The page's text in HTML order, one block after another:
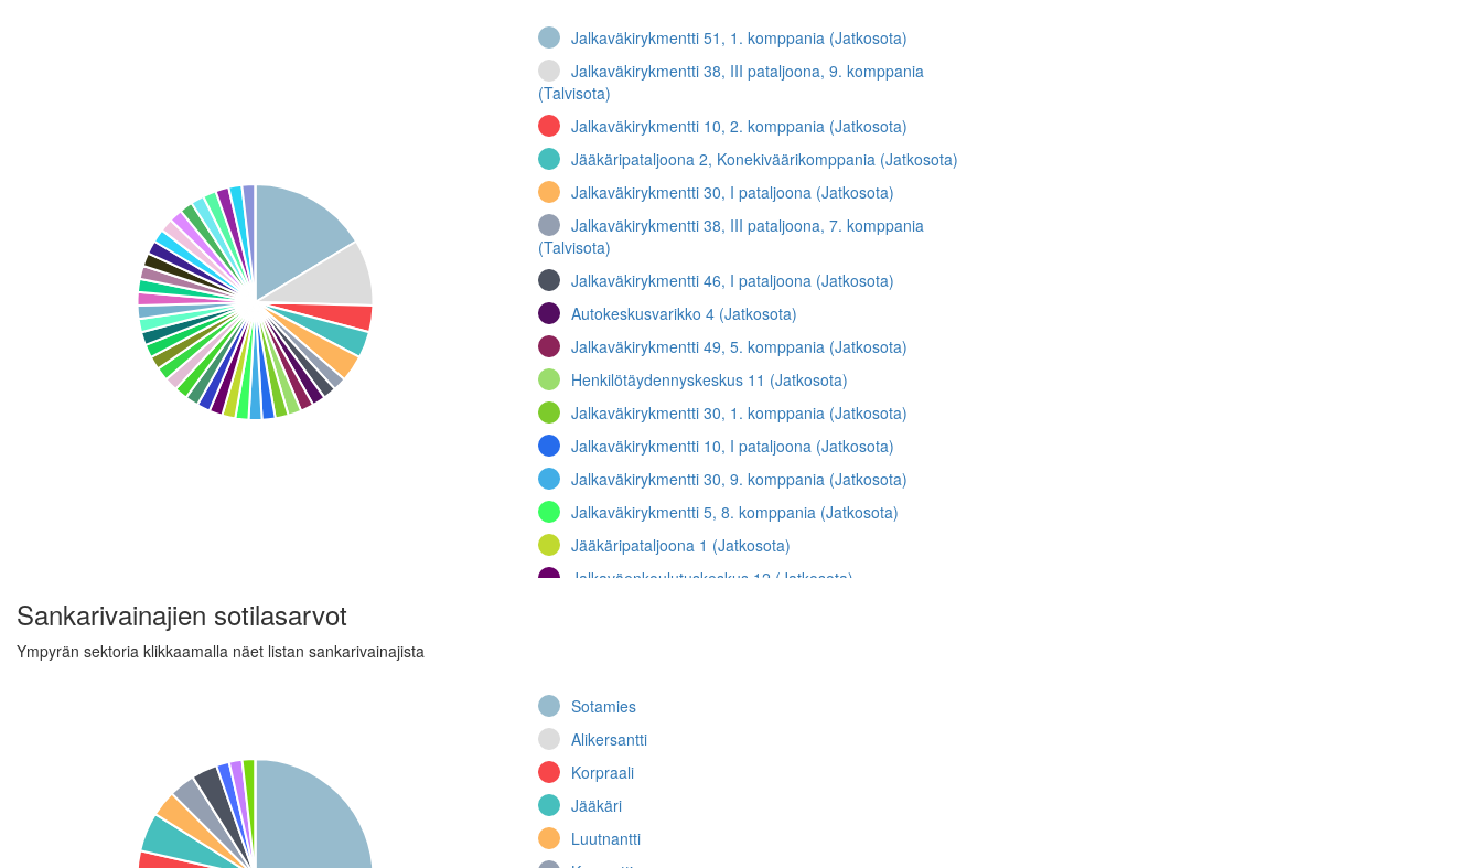
Jalkaväkirykmentti 51, 1. komppania (Jatkosota)
Jalkaväkirykmentti 38, III pataljoona, 9. komppania
(Talvisota)
Jalkaväkirykmentti 10, 2. komppania (Jatkosota)
Jääkäripataljoona 2, Konekiväärikomppania (Jatkosota)
Jalkaväkirykmentti 30, I pataljoona (Jatkosota)
Jalkaväkirykmentti 38, III pataljoona, 7. komppania
(Talvisota)
Jalkaväkirykmentti 46, I pataljoona (Jatkosota)
Autokeskusvarikko 4 (Jatkosota)
Jalkaväkirykmentti 49, 5. komppania (Jatkosota)
Henkilötäydennyskeskus 11 (Jatkosota)
Jalkaväkirykmentti 30, 1. komppania (Jatkosota)
Jalkaväkirykmentti 10, I pataljoona (Jatkosota)
Jalkaväkirykmentti 30, 9. komppania (Jatkosota)
Jalkaväkirykmentti 5, 8. komppania (Jatkosota)
Jääkäripataljoona 1 (Jatkosota)
Jalkaväenkoulutuskeskus 12 (Jatkosota)
Jalkaväkirykmentti 36, 7. komppania (Jatkosota)
Jalkaväkirykmentti 67 (Talvisota)
Jalkaväkirykmentti 30, III pataljoona (Jatkosota)
Lentolaivue 24 (Talvisota, Jatkosota)
Jalkaväkirykmentti 60, III pataljoona,
Sankarivainajien sotilasarvot
Ympyrän sektoria klikkaamalla näet listan sankarivainajista
Sotamies
Alikersantti
Korpraali
Jääkäri
Luutnantti